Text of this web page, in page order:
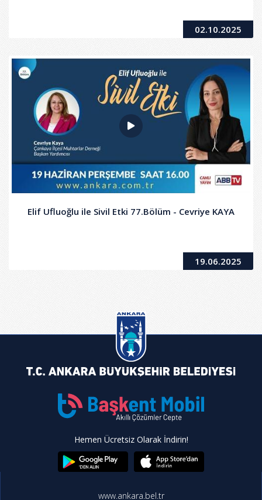
02.10.2025
Elif Ufluoğlu ile Sivil Etki 77.Bölüm - Cevriye KAYA
19.06.2025
Hemen Ücretsiz Olarak İndirin!
www.ankara.bel.tr